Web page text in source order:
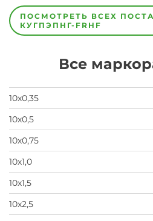
предпочел
скрыть
свои
ПОСМОТРЕТЬ ВСЕХ
КУГПЭПНГ-FRHF
Все
10х0,35
10х0,5
10х0,75
10х1,0
10х1,5
10х2,5